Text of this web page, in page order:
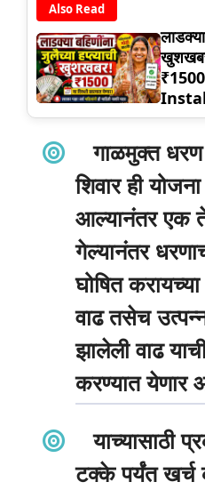
Also Read
गाळमुक्त
शिवार ही योजना
आल्यानंतर एक
गेल्यानंतर
घोषित
वाढ तसेच
झालेली वाढ
करण्यात येणार
याच्यासाठी
टक्के पर्यंत